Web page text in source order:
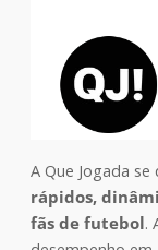
A Que Jogada
rápidos,
fãs de futebol.